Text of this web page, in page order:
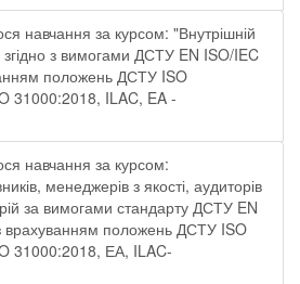
навчання за курсом: "Внутрішній
згідно з вимогами ДСТУ EN ISO/IEC
положень ДСТУ ISO
31000:2018, ILAC, EA -
навчання за курсом:
менеджерів з якості, аудиторів
за вимогами стандарту ДСТУ EN
врахуванням положень ДСТУ ISO
31000:2018, ЕА, ILAC-